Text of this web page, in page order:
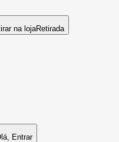
na lojaRetirada
Entrar